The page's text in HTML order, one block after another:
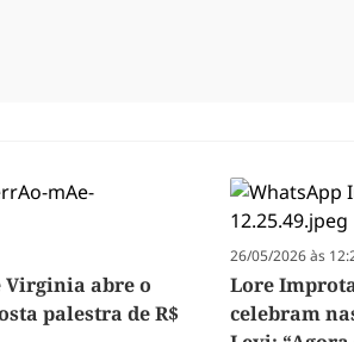
Virginia abre o
palestra de R$
26/05/2026 às
Lore
celebram